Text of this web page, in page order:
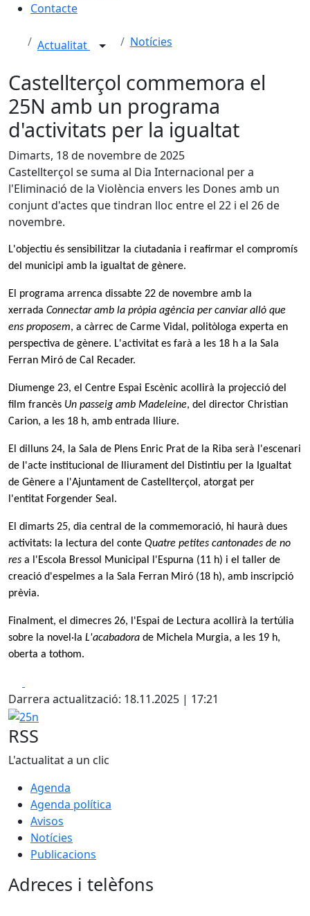
Contacte
Actualitat Notícies
Castellterçol commemora el
25N amb un programa
d'activitats per la igualtat
Dimarts, 18 de novembre de 2025
Castellterçol se suma al Dia Internacional per a
l'Eliminació de la Violència envers les Dones amb un
conjunt d'actes que tindran lloc entre el 22 i el 26 de
novembre.
L'objectiu és sensibilitzar la ciutadania i reafirmar el compromís
del municipi amb la igualtat de gènere.
El programa arrenca dissabte 22 de novembre amb la
xerrada Connectar amb la pròpia agència per canviar allò que
ens proposem, a càrrec de Carme Vidal, politòloga experta en
perspectiva de gènere. L'activitat es farà a les 18 h a la Sala
Ferran Miró de Cal Recader.
Diumenge 23, el Centre Espai Escènic acollirà la projecció del
film francès Un passeig amb Madeleine, del director Christian
Carion, a les 18 h, amb entrada lliure.
El dilluns 24, la Sala de Plens Enric Prat de la Riba serà l'escenari
de l'acte institucional de lliurament del
Distintiu per la Igualtat
de Gènere a l'Ajuntament de Castellterçol, atorgat per
l'entitat Forgender Seal.
El dimarts 25, dia central de la commemoració, hi haurà dues
activitats: la lectura del conte Quatre petites cantonades de no
res a l'Escola Bressol Municipal l'Espurna (11 h) i el taller de
creació d'espelmes a la Sala Ferran Miró (18 h), amb inscripció
prèvia.
Finalment, el dimecres 26, l'Espai de Lectura acollirà la tertúlia
sobre la novel·la L'acabadora de Michela Murgia, a les 19 h,
oberta a tothom.
Darrera actualització: 18.11.2025 | 17:21
25n
RSS
L'actualitat a un clic
Agenda
Agenda política
Avisos
Notícies
Publicacions
Adreces i telèfons